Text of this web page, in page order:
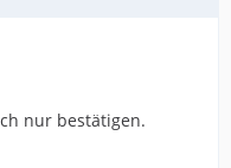
nur bestätigen.